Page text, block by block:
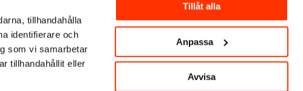
tillhandahålla
identifierare och
som vi samarbetar
tillhandahållit eller
Tillåt alla
Anpassa
Avvisa